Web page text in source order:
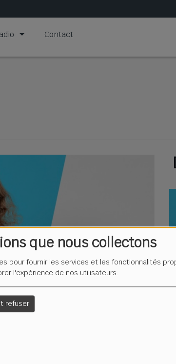
que nous collectons
pour fournir les services et les fonctionnalités
l'expérience de nos utilisateurs.
refuser
Contact